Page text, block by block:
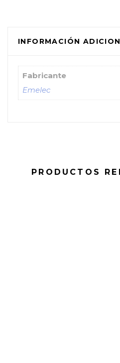
INFORMACIÓN
Fabricante
Emelec
PRODUCTOS